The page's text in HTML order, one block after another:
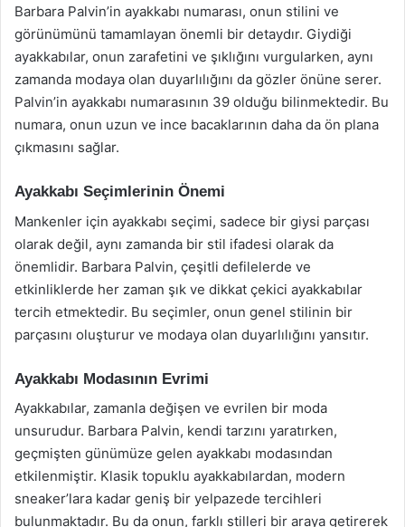
Barbara Palvin’in ayakkabı numarası, onun stilini ve
görünümünü tamamlayan önemli bir detaydır. Giydiği
ayakkabılar, onun zarafetini ve şıklığını vurgularken, aynı
zamanda modaya olan duyarlılığını da gözler önüne serer.
Palvin’in ayakkabı numarasının 39 olduğu bilinmektedir. Bu
numara, onun uzun ve ince bacaklarının daha da ön plana
çıkmasını sağlar.
Ayakkabı Seçimlerinin Önemi
Mankenler için ayakkabı seçimi, sadece bir giysi parçası
olarak değil, aynı zamanda bir stil ifadesi olarak da
önemlidir. Barbara Palvin, çeşitli defilelerde ve
etkinliklerde her zaman şık ve dikkat çekici ayakkabılar
tercih etmektedir. Bu seçimler, onun genel stilinin bir
parçasını oluşturur ve modaya olan duyarlılığını yansıtır.
Ayakkabı Modasının Evrimi
Ayakkabılar, zamanla değişen ve evrilen bir moda
unsurudur. Barbara Palvin, kendi tarzını yaratırken,
geçmişten günümüze gelen ayakkabı modasından
etkilenmiştir. Klasik topuklu ayakkabılardan, modern
sneaker’lara kadar geniş bir yelpazede tercihleri
bulunmaktadır. Bu da onun, farklı stilleri bir araya getirerek